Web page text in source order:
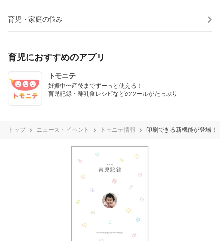
育児・家庭の悩み
育児におすすめのアプリ
トモニテ
妊娠中〜産後までずーっと使える！
育児記録・離乳食レシピなどのツールがたっぷり
トップ ニュース・イベント トモニテ情報 印刷できる新機能が登場